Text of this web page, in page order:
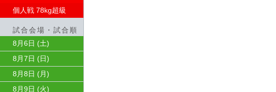
個人戦 78kg超級
試合会場・試合順
8月6日 (土)
8月7日 (日)
8月8日 (月)
8月9日 (火)